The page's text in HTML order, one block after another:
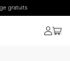
gratuits